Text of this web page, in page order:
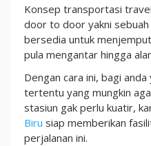
Konsep transportasi
door to door yakni
bersedia untuk
pula mengantar hingga
Dengan cara ini, bagi
tertentu yang mungkin
stasiun gak perlu kuatir,
Biru siap memberikan
perjalanan ini.